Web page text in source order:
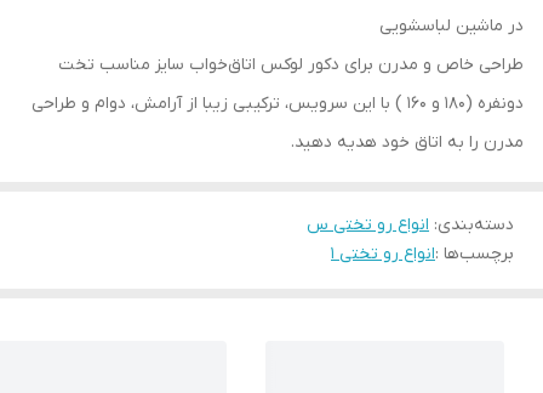
در ماشین لباسشویی
طراحی خاص و مدرن برای دکور لوکس اتاق‌خواب سایز مناسب تخت
دو‌نفره (۱۸۰ و ۱۶۰ ) با این سرویس، ترکیبی زیبا از آرامش، دوام و طراحی
مدرن را به اتاق خود هدیه دهید.
دسته‌بندی: انواع رو تختی س
برچسب‌ها :انواع رو تختی 1